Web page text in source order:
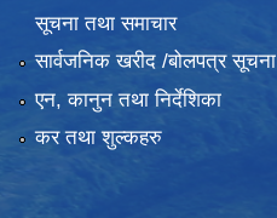
सूचना तथा समाचार
सार्वजनिक खरीद /बोलपत्र सूचना
एन, कानुन तथा निर्देशिका
कर तथा शुल्कहरु